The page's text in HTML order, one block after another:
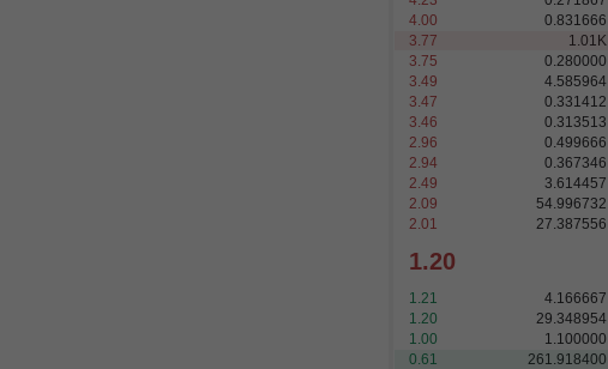
4.00
0.831666
3.77
1.01 K
3.75
0.280000
3.49
4.585964
3.47
0.331412
3.46
0.313513
2.96
0.499666
2.94
0.367346
2.49
3.614457
2.09
54.996732
2.01
27.387556
1.20
1.21 4.166667
1.20
29.348954
1.00
1.100000
0.61
261.918400